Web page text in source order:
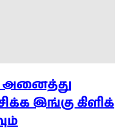
அனைத்து
இங்கு கிளிக்